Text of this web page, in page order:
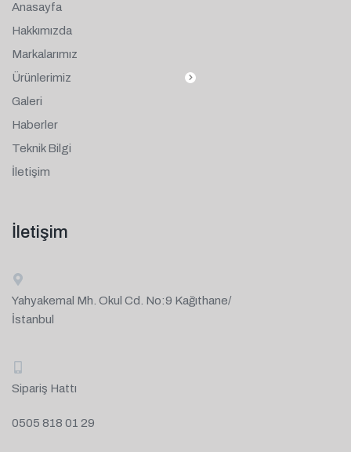
Anasayfa
Hakkımızda
Markalarımız
Ürünlerimiz
Galeri
Haberler
Teknik Bilgi
İletişim
İletişim
Yahyakemal Mh. Okul Cd. No:9 Kağıthane/
İstanbul
Sipariş Hattı
0505 818 01 29